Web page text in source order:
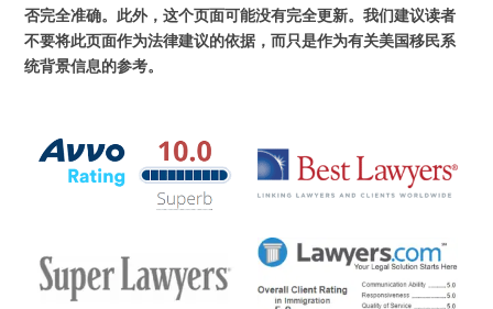
否完全准确。此外，这个页面可能没有完全更新。我们建议读者
不要将此页面作为法律建议的依据，而只是作为有关美国移民系
统背景信息的参考。